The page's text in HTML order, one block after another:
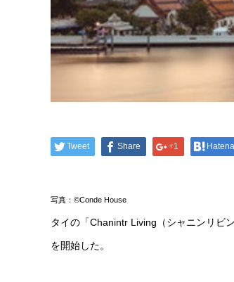
Tweet Share +1 Hatena
写真：©Conde House
タイの「Chanintr Living（シャニンリビ
を開始した。